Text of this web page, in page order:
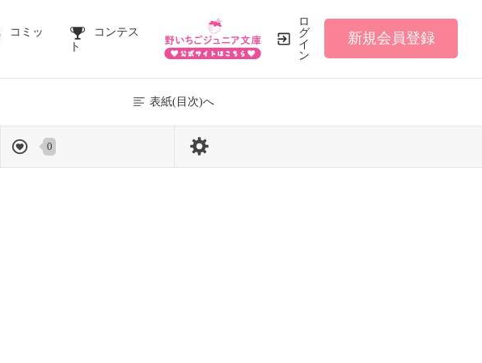
コミッ
コンテス
ト
ロ
グ
イ
ン
新規会員登録
表紙(目次)へ
0
5 / 22